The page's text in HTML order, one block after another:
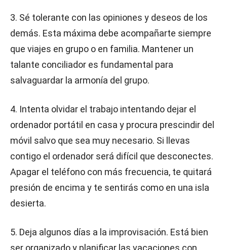
3. Sé tolerante con las opiniones y deseos de los
demás. Esta máxima debe acompañarte siempre
que viajes en grupo o en familia. Mantener un
talante conciliador es fundamental para
salvaguardar la armonía del grupo.
4. Intenta olvidar el trabajo intentando dejar el
ordenador portátil en casa y procura prescindir del
móvil salvo que sea muy necesario. Si llevas
contigo el ordenador será difícil que desconectes.
Apagar el teléfono con más frecuencia, te quitará
presión de encima y te sentirás como en una isla
desierta.
5. Deja algunos días a la improvisación. Está bien
ser organizado y planificar las vacaciones con